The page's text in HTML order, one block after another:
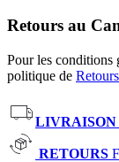
Retours au
Pour les conditions
politique de Retours
RETOURS